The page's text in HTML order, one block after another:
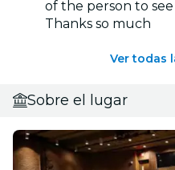
of the person to
Thanks so much
Ver todas
Sobre el lugar